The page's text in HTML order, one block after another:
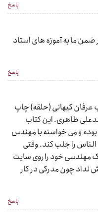
پاسخ
ما به آموزه های استاد
پاسخ
عرفان کیهانی (حلقه) چاپ
طاهری. این کتاب
و می خواسته با مهندس
الناس را جلب کند. وقتی
مهندسی خود را روی سایت
نداد چون مدرکی در کار
پاسخ